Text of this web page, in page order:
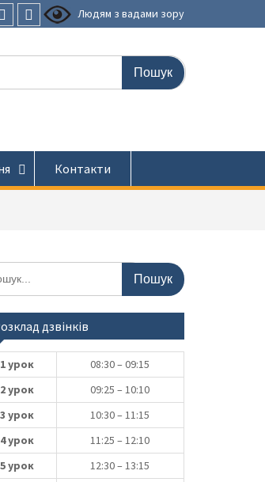
Людям з вадами зору
Контакти
дзвінків
1 урок
08:30 – 09:15
2 урок
09:25 – 10:10
3 урок
10:30 – 11:15
4 урок
11:25 – 12:10
5 урок
12:30 – 13:15